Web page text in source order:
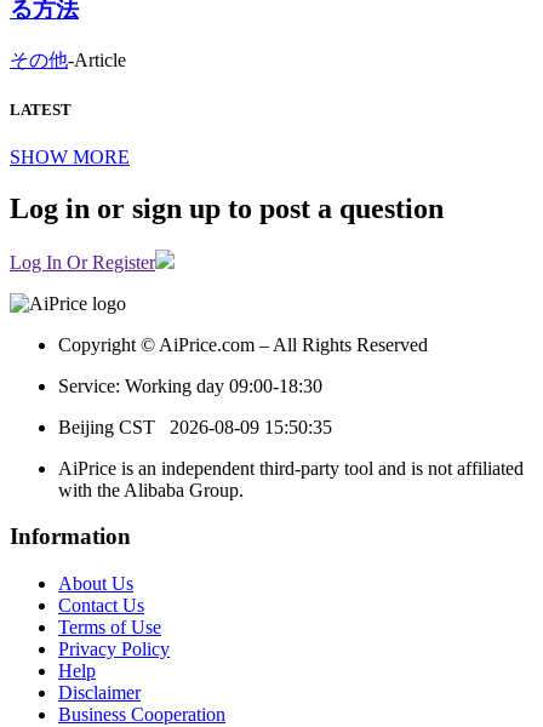
る方法
その他-Article
LATEST
SHOW MORE
Log in or sign up to post a question
Log In Or Register
Copyright © AiPrice.com – All Rights Reserved
Service: Working day 09:00-18:30
Beijing CST 2026-08-09 15:50:35
AiPrice is an independent third-party tool and is not affiliated
with the Alibaba Group.
Information
About Us
Contact Us
Terms of Use
Privacy Policy
Help
Disclaimer
Business Cooperation